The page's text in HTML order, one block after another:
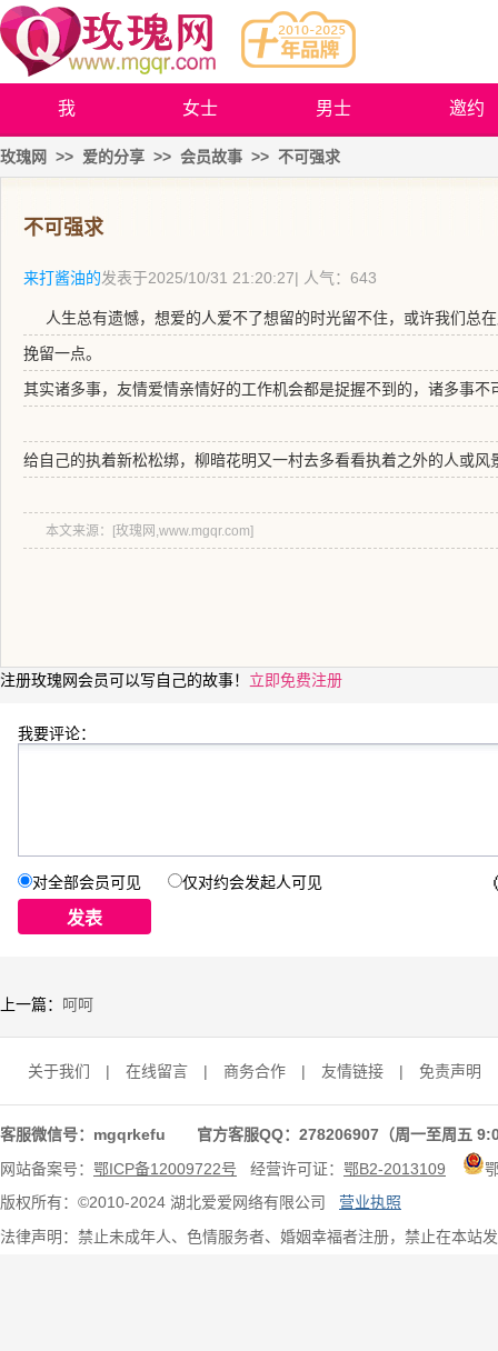
我 女士 男士 邀约
玫瑰网 >> 爱的分享 >> 会员故事 >> 不可强求
不可强求
来打酱油的发表于2025/10/31 21:20:27| 人气：643
人生总有遗憾，想爱的人爱不了想留的时光留不住，或许我们总
挽留一点。
其实诸多事，友情爱情亲情好的工作机会都是捉握不到的，诸多事不
给自己的执着新松松绑，柳暗花明又一村去多看看执着之外的人或风
本文来源：[玫瑰网,www.mgqr.com]
注册玫瑰网会员可以写自己的故事！ 立即免费注册
我要评论：
对全部会员可见 仅对约会发起人可见
上一篇： 呵呵
关于我们 | 在线留言 | 商务合作 | 友情链接 | 免责声明
客服微信号：mgqrkefu 官方客服QQ：278206907（周一至周五
网站备案号： 鄂ICP备12009722号 经营许可证： 鄂B2-2013109
版权所有：©2010-2024 湖北爱爱网络有限公司 营业执照
法律声明：禁止未成年人、色情服务者、婚姻幸福者注册，禁止在本站